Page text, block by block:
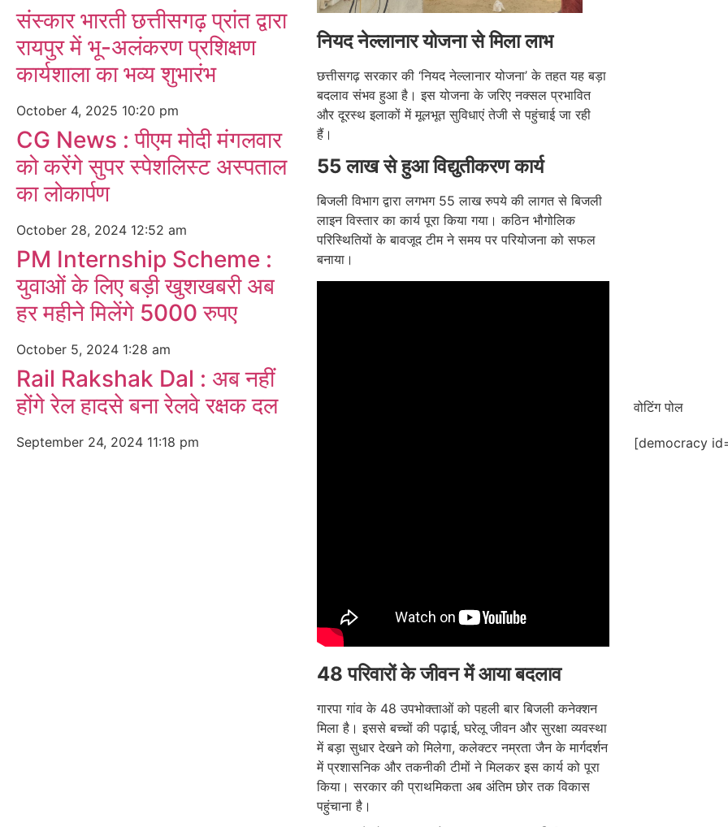
संस्कार भारती छत्तीसगढ़ प्रांत द्वारा
रायपुर में भू-अलंकरण प्रशिक्षण
कार्यशाला का भव्य शुभारंभ
October 4, 2025 10:20 pm
CG News : पीएम मोदी मंगलवार
को करेंगे सुपर स्पेशलिस्ट अस्पताल
का लोकार्पण
October 28, 2024 12:52 am
PM Internship Scheme :
युवाओं के लिए बड़ी खुशखबरी अब
हर महीने मिलेंगे 5000 रुपए
October 5, 2024 1:28 am
Rail Rakshak Dal : अब नहीं
होंगे रेल हादसे बना रेलवे रक्षक दल
September 24, 2024 11:18 pm
नियद नेल्लानार योजना से मिला लाभ
छत्तीसगढ़ सरकार की ‘नियद नेल्लानार योजना’ के तहत यह बड़ा
बदलाव संभव हुआ है। इस योजना के जरिए नक्सल प्रभावित
और दूरस्थ इलाकों में मूलभूत सुविधाएं तेजी से पहुंचाई जा रही
हैं।
55 लाख से हुआ विद्युतीकरण कार्य
बिजली विभाग द्वारा लगभग 55 लाख रुपये की लागत से बिजली
लाइन विस्तार का कार्य पूरा किया गया। कठिन भौगोलिक
परिस्थितियों के बावजूद टीम ने समय पर परियोजना को सफल
बनाया।
48 परिवारों के जीवन में आया बदलाव
गारपा गांव के 48 उपभोक्ताओं को पहली बार बिजली कनेक्शन
मिला है। इससे बच्चों की पढ़ाई, घरेलू जीवन और सुरक्षा व्यवस्था
में बड़ा सुधार देखने को मिलेगा, कलेक्टर नम्रता जैन के मार्गदर्शन
में प्रशासनिक और तकनीकी टीमों ने मिलकर इस कार्य को पूरा
किया। सरकार की प्राथमिकता अब अंतिम छोर तक विकास
पहुंचाना है।
वोटिंग पोल
[democracy